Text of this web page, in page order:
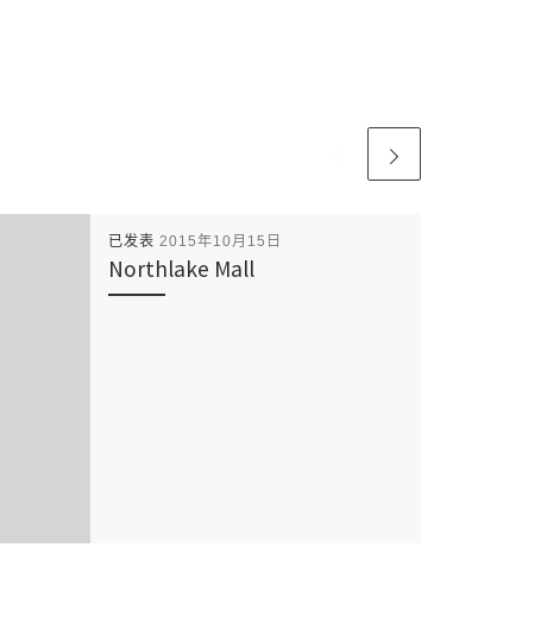
已发表 2015年10月15日
Northlake Mall